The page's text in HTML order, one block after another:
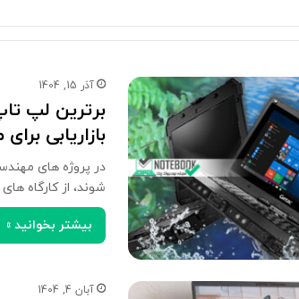
آذر 15, 1404
برترین لپ
بازاریابی
در پروژه های
شوند، از کارگاه
بیشتر بخوانید »
آبان 4, 1404